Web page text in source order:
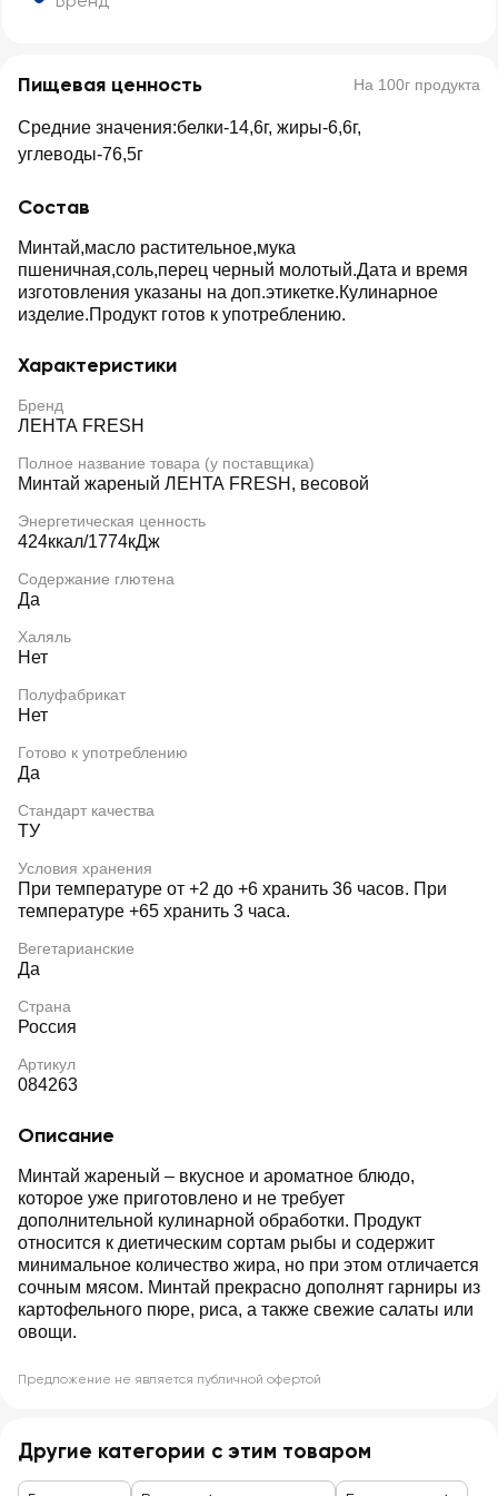
Пищевая ценность На 100г продукта
Средние значения:белки-14,6г, жиры-6,6г,
углеводы-76,5г
Состав
Минтай,масло растительное,мука
пшеничная,соль,перец черный молотый.Дата и время
изготовления указаны на доп.этикетке.Кулинарное
изделие.Продукт готов к употреблению.
Характеристики
Бренд
ЛЕНТА FRESH
Полное название товара (у поставщика)
Минтай жареный ЛЕНТА FRESH, весовой
Энергетическая ценность
424ккал/1774кДж
Содержание глютена
Да
Халяль
Нет
Полуфабрикат
Нет
Готово к употреблению
Да
Стандарт качества
ТУ
Условия хранения
При температуре от +2 до +6 хранить 36 часов. При
температуре +65 хранить 3 часа.
Вегетарианские
Да
Страна
Россия
Артикул
084263
Описание
Минтай жареный – вкусное и ароматное блюдо,
которое уже приготовлено и не требует
дополнительной кулинарной обработки. Продукт
относится к диетическим сортам рыбы и содержит
минимальное количество жира, но при этом отличается
сочным мясом. Минтай прекрасно дополнят гарниры из
картофельного пюре, риса, а также свежие салаты или
овощи.
Предложение не является публичной офертой
Другие категории с этим товаром